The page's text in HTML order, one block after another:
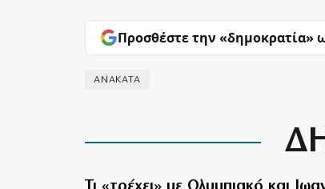
Προσθέστε την «δημοκρατία»
ΑΝΑΚΑΤΑ